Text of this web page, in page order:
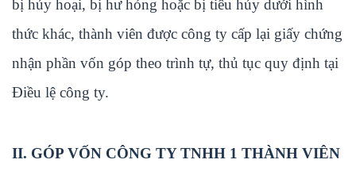
bị hủy hoại, bị hư hỏng hoặc bị tiêu hủy dưới hình
thức khác, thành viên được công ty cấp lại giấy chứng
nhận phần vốn góp theo trình tự, thủ tục quy định tại
Điều lệ công ty.
II. GÓP VỐN CÔNG TY TNHH 1 THÀNH VIÊN